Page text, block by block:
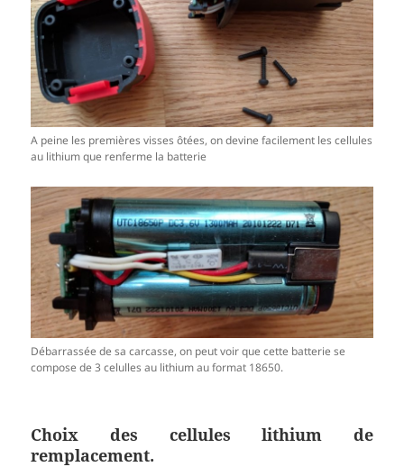
A peine les premières visses ôtées, on devine facilement les cellules
au lithium que renferme la batterie
Débarrassée de sa carcasse, on peut voir que cette batterie se
compose de 3 celulles au lithium au format 18650.
Choix des cellules lithium de
remplacement.